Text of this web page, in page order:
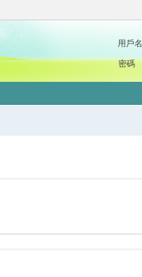
用戶名
密碼